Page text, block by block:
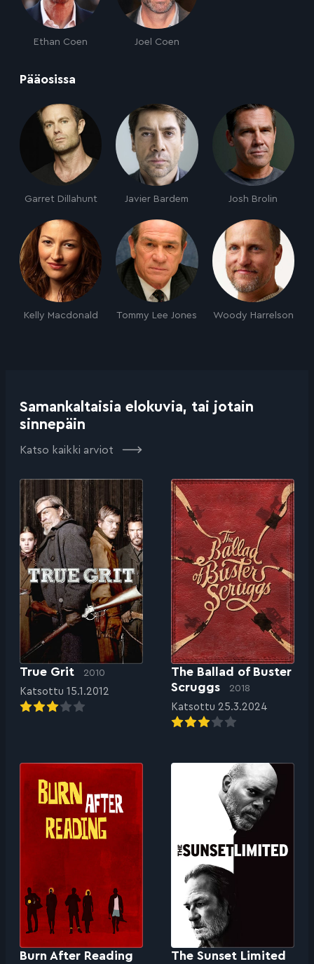
Ethan Coen Joel Coen
Pääosissa
Garret Dillahunt Javier Bardem Josh Brolin
Kelly Macdonald Tommy Lee Jones Woody Harrelson
Samankaltaisia elokuvia, tai jotain
sinnepäin
Katso kaikki arviot
True Grit 2010
Katsottu 15.1.2012
The Ballad of Buster
Scruggs
2018
Katsottu 25.3.2024
Burn After Reading The Sunset Limited